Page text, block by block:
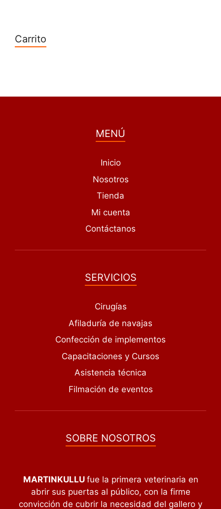
Carrito
MENÚ
Inicio
Nosotros
Tienda
Mi cuenta
Contáctanos
SERVICIOS
Cirugías
Afiladuría de navajas
Confección de implementos
Capacitaciones y Cursos
Asistencia técnica
Filmación de eventos
SOBRE NOSOTROS
MARTINKULLU fue la primera veterinaria en
abrir sus puertas al público, con la firme
convicción de cubrir la necesidad del gallero y